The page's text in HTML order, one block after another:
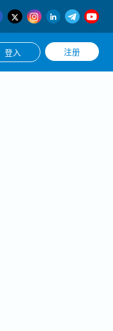
登入 注册